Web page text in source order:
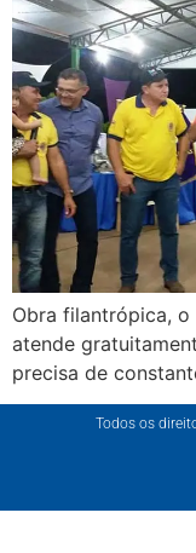
Obra filantrópica,
atende
precisa de
Todos os